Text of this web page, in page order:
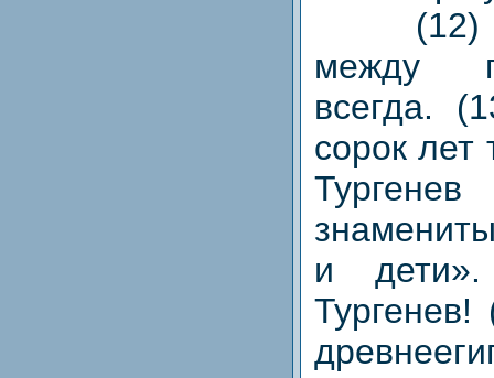
(12) А
между
всегда.
сорок
и